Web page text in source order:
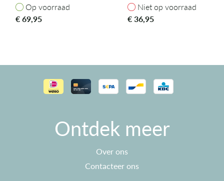
Op voorraad
Op voorraad
€69,95
Niet op voorraad
Niet op voorraad
€36,95
Ontdek meer
Over ons
Contacteer ons